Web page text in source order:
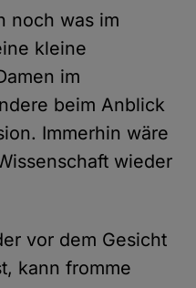
noch was im
kleine
im
beim Anblick
Immerhin wäre
wieder
vor dem Gesicht
kann fromme